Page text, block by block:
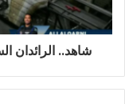
شاهد.. الرائدان